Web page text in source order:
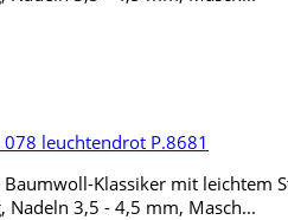
078 leuchtendrot P.8681
Baumwoll-Klassiker mit leichtem
Nadeln 3,5 - 4,5 mm, Masch...